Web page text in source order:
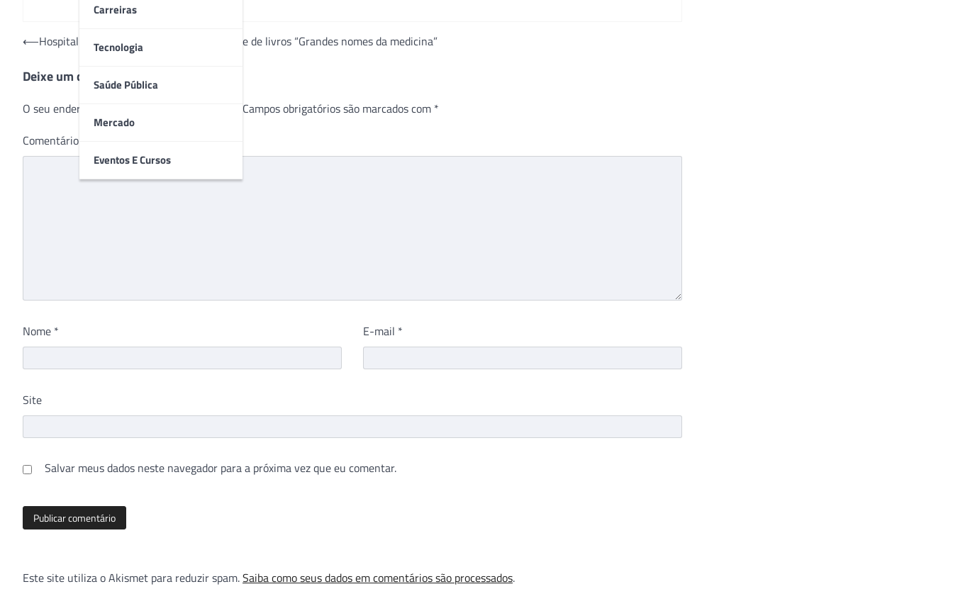
Carreiras
Tecnologia
Saúde Pública
Mercado
Eventos E Cursos
Navegação
Post
⟵Hospital INC faz lançamento digital da série de livros “Grandes nomes da medicina”
Deixe um comentário
O seu endereço de e-mail não será publicado. Campos obrigatórios são marcados com *
Comentário
Nome * E-mail *
Site
Salvar meus dados neste navegador para a próxima vez que eu comentar.
Este site utiliza o Akismet para reduzir spam.Saiba como seus dados em comentários são processados.